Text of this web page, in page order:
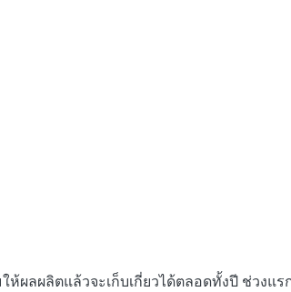
ผลผลิตแล้วจะเก็บเกี่ยวได้ตลอดทั้งปี ช่วงแ